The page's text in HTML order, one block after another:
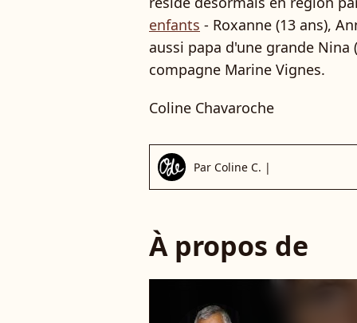
enfants - Roxanne (13 ans),
aussi papa d'une grande Nina
compagne Marine Vignes.
Coline Chavaroche
Par Coline C. |
À propos de